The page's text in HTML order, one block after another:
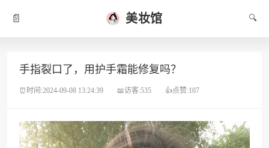
📄 美妆馆 🔍
手指裂口了，用护手霜能修复吗？
⏰时间:2024-09-08 13:24:39 📖访客:535 👍点赞:107